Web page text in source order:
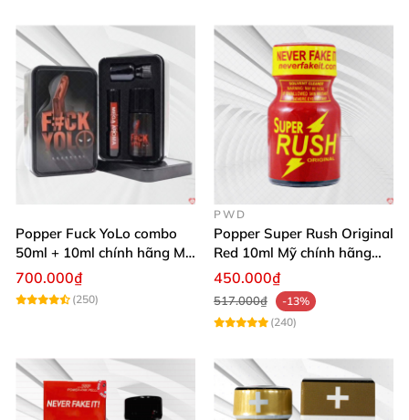
Popper Fuck YoLo combo
50ml + 10ml chính hãng Mỹ
tăng khoái cảm mạnh mẽ
an toàn
700.000₫
(250)
PWD
Popper Super Rush Original
Red 10ml Mỹ chính hãng
PWD
450.000₫
517.000₫
-13%
(240)